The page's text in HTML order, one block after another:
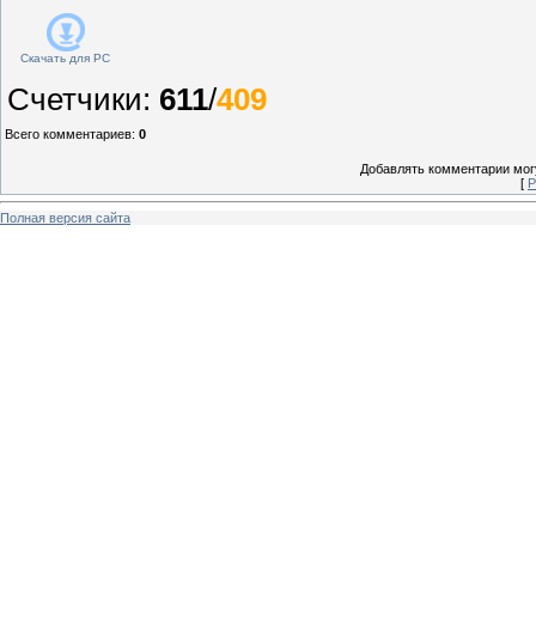
Скачать для PC
Счетчики: 611/409
Всего комментариев: 0
Добавлять комментарии
[
Полная версия сайта